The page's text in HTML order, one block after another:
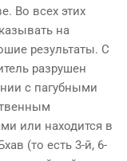
Во всех этих
на
результаты. С
разрушен
с пагубными
или находится в
(то есть 3-й, 6-